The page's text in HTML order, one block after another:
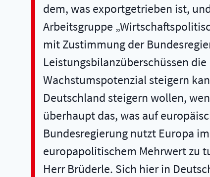
dem, was exportgetrieben ist,
Arbeitsgruppe
mit Zustimmung der
Leistungsbilanzüberschüssen
Wachstumspotenzial steigern
Deutschland steigern wollen,
überhaupt das, was auf
Bundesregierung nutzt Europa
europapolitischem Mehrwert zu
Herr Brüderle. Sich hier in